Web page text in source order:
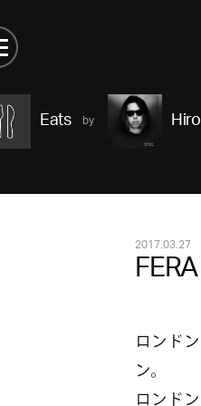
Eats
2017.03.27
ロンド
ン。